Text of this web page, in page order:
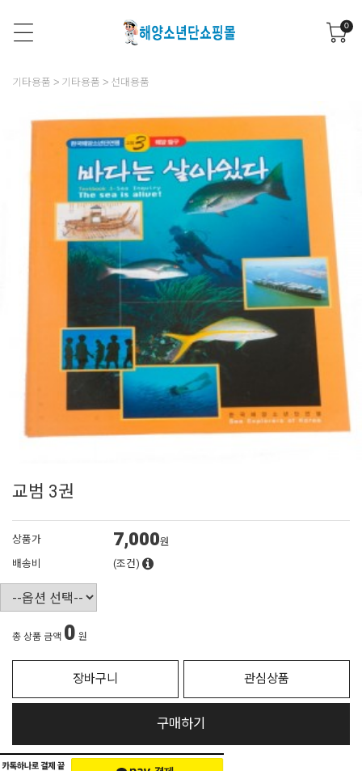
0
기타용품 기타용품 선대용품
교범 3권
상품가 7,000원
배송비
(조건)
총 상품 금액 0 원
장바구니 관심상품
구매하기